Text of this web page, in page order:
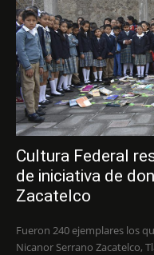
Cultura Federal
de iniciativa de
Zacatelco
Fueron 240 ejemplares los
Nicanor Serrano Zacatelco, Tlax. Concluyó con gran éxito la campaña